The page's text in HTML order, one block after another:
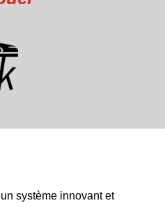
système innovant et